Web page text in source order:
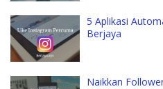
5 Aplikasi
Berjaya
Naikkan